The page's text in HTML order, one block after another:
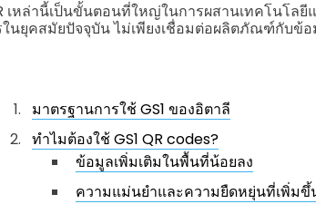
เหล่านี้เป็นขั้นตอนที่ใหญ่ในการผสานเทคโนโล
ในยุคสมัยปัจจุบัน ไม่เพียงเชื่อมต่อผลิตภัณฑ์กับข้อ
มาตรฐานการใช้ GS1 ของอิตาลี
ทำไมต้องใช้ GS1 QR codes?
ข้อมูลเพิ่มเติมในพื้นที่น้อยลง
ความแม่นยำและความยืดหยุ่นที่เพิ่มขึ้